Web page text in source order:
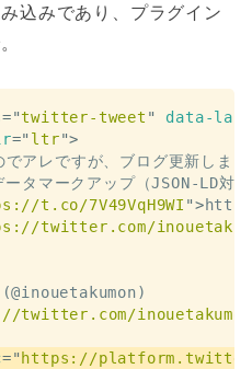
込みであり、プラグイン
="twitter-tweet "
data-lang
=" ltr">
アレですが、ブログ更新しま
タマークアップ（JSON-LD対
t.co/7V49VqH9WI ">
twitter.com/
twitter.com/inouetakumon/
=" https://